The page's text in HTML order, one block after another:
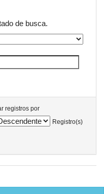
de busca.
registros por
Registro(s)